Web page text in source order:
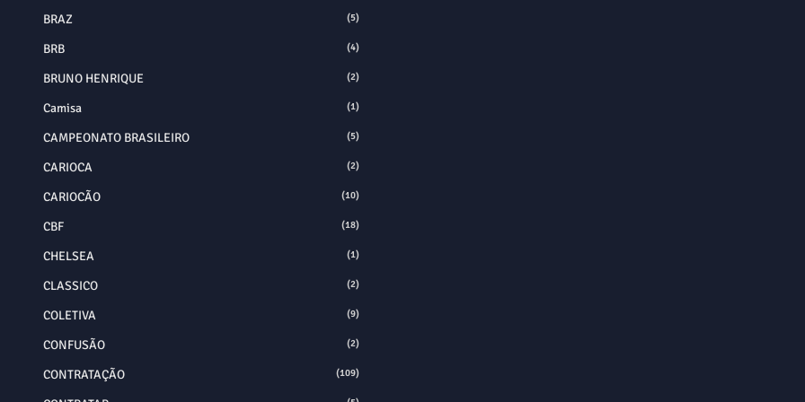
BRAZ (5)
BRB (4)
BRUNO HENRIQUE (2)
Camisa (1)
CAMPEONATO BRASILEIRO (5)
CARIOCA (2)
CARIOCÃO (10)
CBF (18)
CHELSEA (1)
CLASSICO (2)
COLETIVA (9)
CONFUSÃO (2)
CONTRATAÇÃO (109)